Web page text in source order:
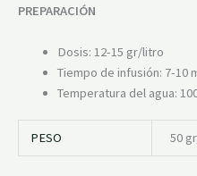
PREPARACIÓN
Dosis: 12-15 gr/litro
Tiempo de infusión: 7-10
Temperatura del agua:
PESO 50